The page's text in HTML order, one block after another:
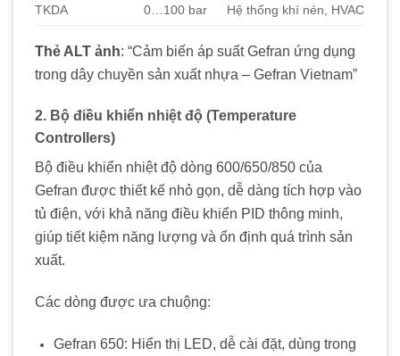
TKDA 0…100 bar Hệ thống khí nén, HVAC
Thẻ ALT ảnh: “Cảm biến áp suất Gefran ứng dụng
trong dây chuyền sản xuất nhựa – Gefran Vietnam”
2. Bộ điều khiển nhiệt độ (Temperature
Controllers)
Bộ điều khiển nhiệt độ dòng 600/650/850 của
Gefran được thiết kế nhỏ gọn, dễ dàng tích hợp vào
tủ điện, với khả năng điều khiển PID thông minh,
giúp tiết kiệm năng lượng và ổn định quá trình sản
xuất.
Các dòng được ưa chuộng:
Gefran 650: Hiển thị LED, dễ cài đặt, dùng trong